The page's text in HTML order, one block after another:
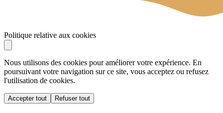
Politique relative aux cookies
Nous utilisons des cookies pour améliorer votre expérience. En
poursuivant votre navigation sur ce site, vous acceptez ou refusez
l'utilisation de cookies.
Accepter tout Refuser tout